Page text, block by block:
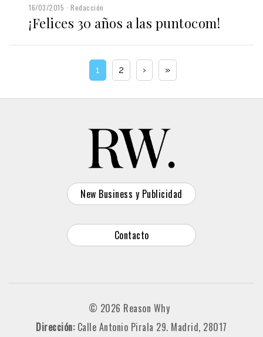
16/03/2015 Redacción
¡Felices 30 años a las puntocom!
1 2 › »
New Business y Publicidad
Contacto
© 2026 Reason Why
Dirección: Calle Antonio Pirala 29. Madrid, 28017